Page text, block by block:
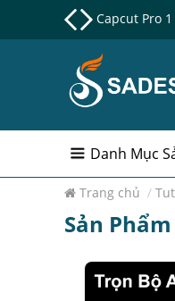
Nâng cấp
Danh Mục
Trang chủ /
Sản